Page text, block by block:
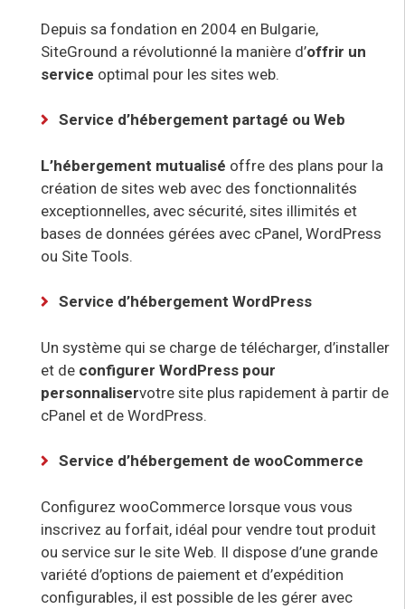
Depuis sa fondation en 2004 en Bulgarie,
SiteGround a révolutionné la manière d’offrir un
service optimal pour les sites web.
Service d’hébergement partagé ou Web
L’hébergement mutualisé offre des plans pour la
création de sites web avec des fonctionnalités
exceptionnelles, avec sécurité, sites illimités et
bases de données gérées avec cPanel, WordPress
ou Site Tools.
Service d’hébergement WordPress
Un système qui se charge de télécharger, d’installer
et de configurer WordPress pour
personnaliservotre site plus rapidement à partir de
cPanel et de WordPress.
Service d’hébergement de wooCommerce
Configurez wooCommerce lorsque vous vous
inscrivez au forfait, idéal pour vendre tout produit
ou service sur le site Web. Il dispose d’une grande
variété d’options de paiement et d’expédition
configurables, il est possible de les gérer avec